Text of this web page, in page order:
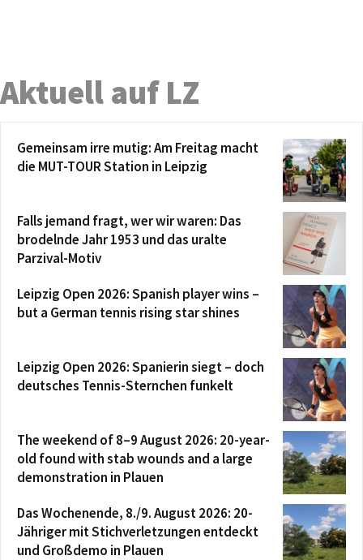
Aktuell auf LZ
Gemeinsam irre mutig: Am Freitag macht
die MUT-TOUR Station in Leipzig
Falls jemand fragt, wer wir waren: Das
brodelnde Jahr 1953 und das uralte
Parzival-Motiv
Leipzig Open 2026: Spanish player wins –
but a German tennis rising star shines
Leipzig Open 2026: Spanierin siegt – doch
deutsches Tennis-Sternchen funkelt
The weekend of 8–9 August 2026: 20-year-
old found with stab wounds and a large
demonstration in Plauen
Das Wochenende, 8./9. August 2026: 20-
Jähriger mit Stichverletzungen entdeckt
und Großdemo in Plauen